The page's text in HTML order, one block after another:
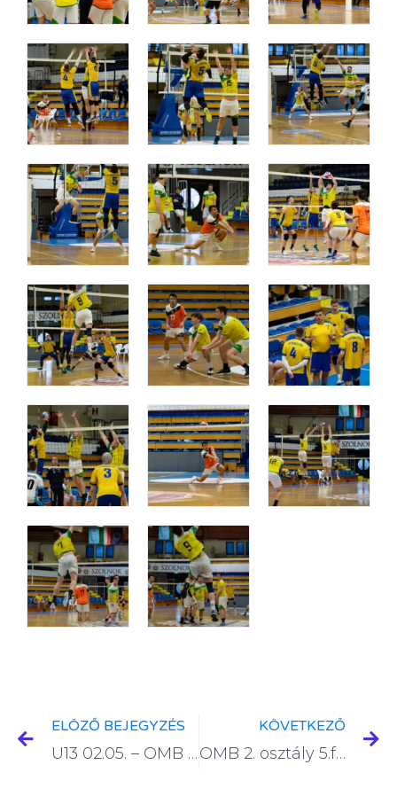
ELÖZŐ BEJEGYZÉS
U13 02.05. – OMB 5. Forduló (Besenyszög)
KÖVETKEZŐ
OMB 2. osztály 5.forduló 2022.02.05 Leányfalu